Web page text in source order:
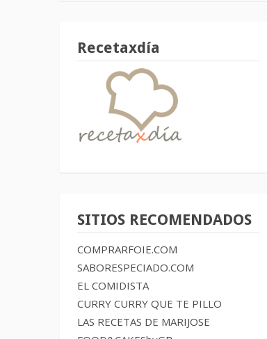
Recetaxdía
SITIOS RECOMENDADOS
COMPRARFOIE.COM
SABORESPECIADO.COM
EL COMIDISTA
CURRY CURRY QUE TE PILLO
LAS RECETAS DE MARIJOSE